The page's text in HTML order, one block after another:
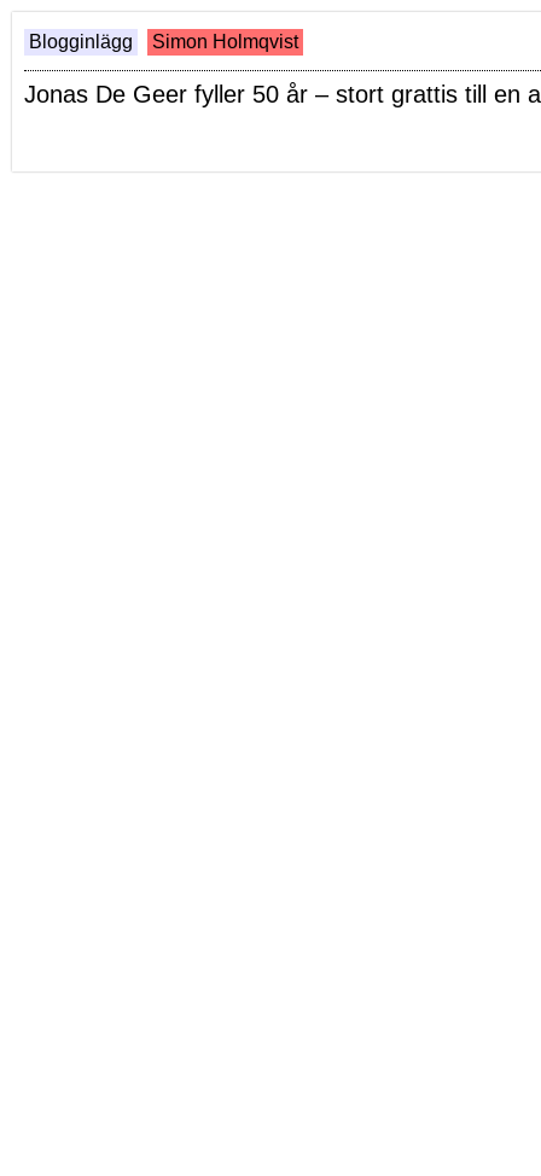
Blogginlägg Simon Holmqvist
Jonas De Geer fyller 50 år – stort grattis till en